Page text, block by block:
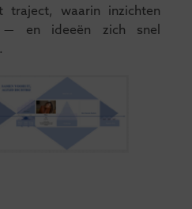
traject, waarin inzichten
en ideeën zich snel